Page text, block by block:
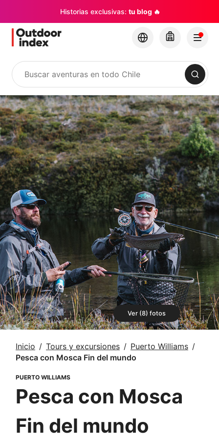
Historias exclusivas: tu blog 🔥
Buscar
Ver (8) fotos
Inicio Tours y excursiones
Puerto Williams
Pesca con Mosca Fin del mundo
PUERTO WILLIAMS
Pesca con Mosca
Fin del mundo